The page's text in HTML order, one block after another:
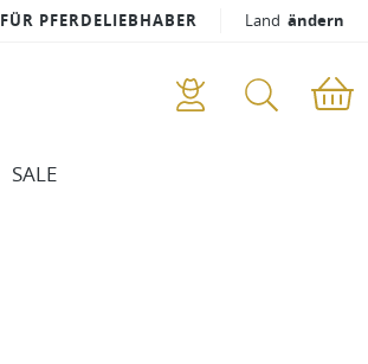
FÜR PFERDELIEBHABER Land ändern
SALE